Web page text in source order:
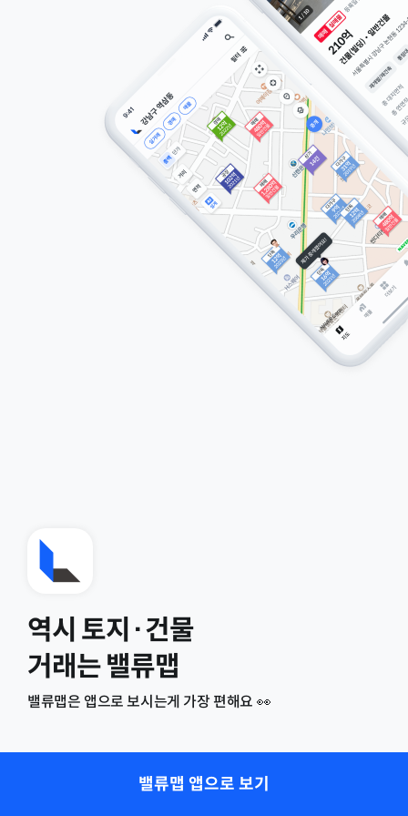
역시 토지·건물
거래는 밸류맵
밸류맵은 앱으로 보시는게 가장 편해요 👀
밸류맵 앱으로 보기